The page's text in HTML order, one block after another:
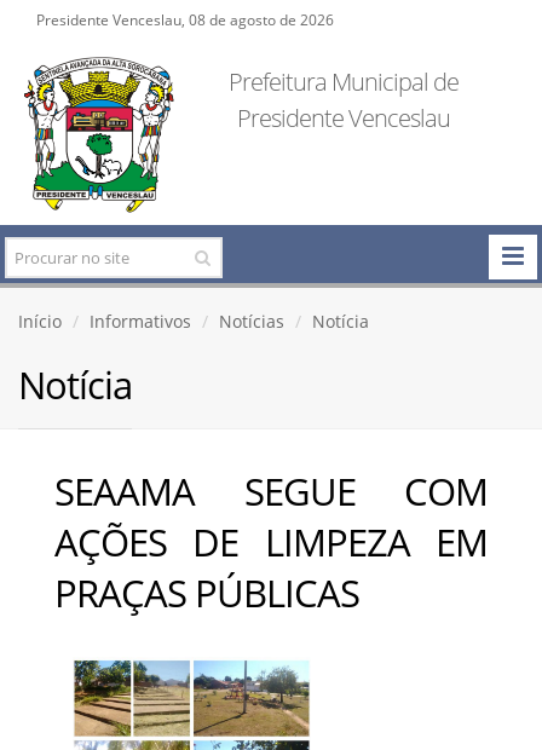
Presidente Venceslau, 08 de agosto de 2026
Prefeitura Municipal de
Presidente Venceslau
Início Informativos Notícias Notícia
Notícia
SEAAMA SEGUE COM
AÇÕES DE LIMPEZA EM
PRAÇAS PÚBLICAS